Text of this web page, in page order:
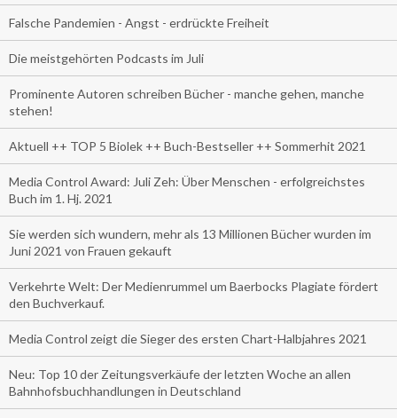
Falsche Pandemien - Angst - erdrückte Freiheit
Die meistgehörten Podcasts im Juli
Prominente Autoren schreiben Bücher - manche gehen, manche
stehen!
Aktuell ++ TOP 5 Biolek ++ Buch-Bestseller ++ Sommerhit 2021
Media Control Award: Juli Zeh: Über Menschen - erfolgreichstes
Buch im 1. Hj. 2021
Sie werden sich wundern, mehr als 13 Millionen Bücher wurden im
Juni 2021 von Frauen gekauft
Verkehrte Welt: Der Medienrummel um Baerbocks Plagiate fördert
den Buchverkauf.
Media Control zeigt die Sieger des ersten Chart-Halbjahres 2021
Neu: Top 10 der Zeitungsverkäufe der letzten Woche an allen
Bahnhofsbuchhandlungen in Deutschland